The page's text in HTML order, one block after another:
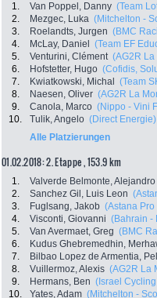
1. Van Poppel, Danny (Team
2.
Mezgec, Luka (Mitchelton -
3.
Roelandts, Jurgen (BMC
4.
McLay, Daniel (Team EF
5.
Venturini, Clément (AG2R
6.
Hofstetter, Hugo (Cofidis,
7.
Kwiatkowski, Michal (Team
8.
Naesen, Oliver (AG2R La
9.
Canola, Marco (Nippo - Vini
10.
Tulik, Angelo (Direct Energie)
Alle Platzierungen
01.02.2018: 2. Etappe , 153.9 km
1. Valverde Belmonte, Alejandro
2.
Sanchez Gil, Luis Leon
3.
Fuglsang, Jakob (Astana Pro
4.
Visconti, Giovanni (Bahrain -
5.
Van Avermaet, Greg (BMC
6.
Kudus Ghebremedhin,
7.
Bilbao Lopez de Armentia,
8.
Vuillermoz, Alexis (AG2R La
9.
Hermans, Ben (Israel
10.
Yates, Adam (Mitchelton -